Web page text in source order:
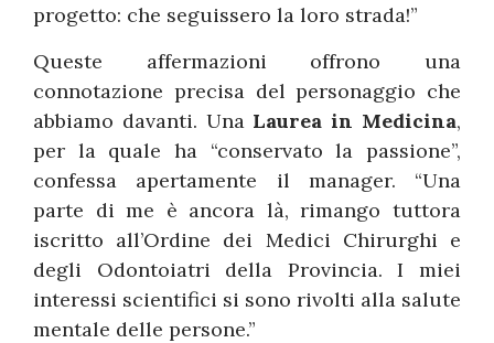
progetto: che seguissero la loro strada!”
Queste affermazioni offrono una
connotazione precisa del personaggio che
abbiamo davanti. UnaLaurea in Medicina,
per la quale ha “conservato la passione”,
confessa apertamente il manager. “Una
parte di me è ancora là, rimango tuttora
iscritto all’Ordine dei Medici Chirurghi e
degli Odontoiatri della Provincia. I miei
interessi scientifici si sono rivolti alla salute
mentale delle persone.”